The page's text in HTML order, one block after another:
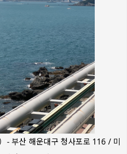
- 부산 해운대구 청사포로 116 / 미